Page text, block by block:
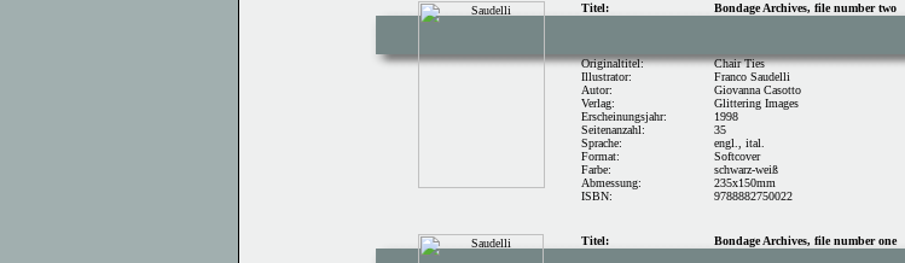
Titel: Bondage Archives, file number two
Originaltitel:
Illustrator:
Autor:
Verlag:
Chair Ties
Franco Saudelli
Giovanna Casotto
Glittering Images
Erscheinungsjahr:
Seitenanzahl:
Sprache:
Format:
Farbe:
Abmessung:
ISBN:
1998
35
engl., ital.
Softcover
schwarz-weiß
235x150mm
9788882750022
Titel: Bondage Archives, file number one